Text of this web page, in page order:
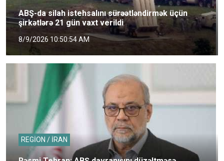
ABŞ-da silah istehsalını sürəətləndirmək üçün
şirkətlərə 21 gün vaxt verildi
8/9/2026 10:50:54 AM
REGİON / İRAN